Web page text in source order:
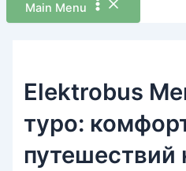
Main Menu
Elektrobus
туро:
путешествий